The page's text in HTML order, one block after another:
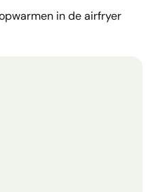
in de airfryer